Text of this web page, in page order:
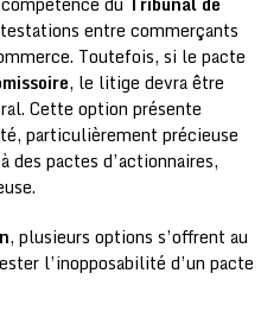
entre commerçants
Toutefois, si le pacte
, le litige devra être
Cette option présente
particulièrement précieuse
pactes d’actionnaires,
, plusieurs options s’offrent au
l’inopposabilité d’un pacte